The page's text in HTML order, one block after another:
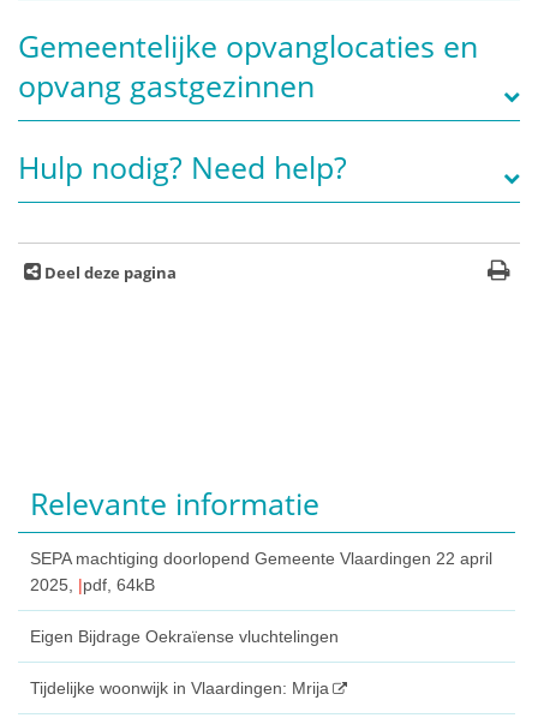
Gemeentelijke opvanglocaties en
opvang gastgezinnen
Hulp nodig? Need help?
Deel deze pagina
Relevante informatie
SEPA machtiging doorlopend Gemeente Vlaardingen 22 april
2025,
pdf , 64kB
Eigen Bijdrage Oekraïense vluchtelingen
Tijdelijke woonwijk in Vlaardingen: Mrija